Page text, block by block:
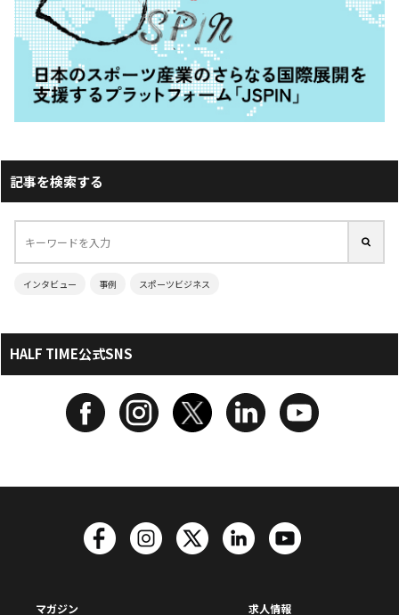
記事を検索する
インタビュー 事例 スポーツビジネス
HALF TIME公式SNS
マガジン 求人情報